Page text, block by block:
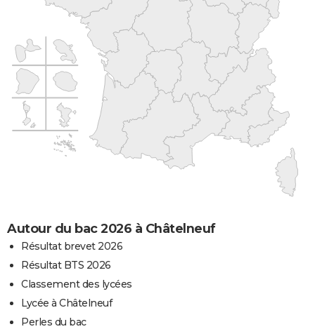
Autour du bac 2026 à Châtelneuf
Résultat brevet 2026
Résultat BTS 2026
Classement des lycées
Lycée à Châtelneuf
Perles du bac